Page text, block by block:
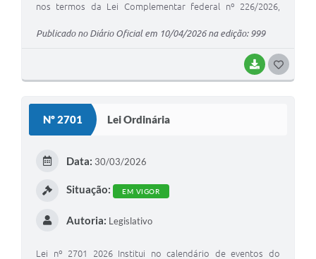
BAIXAR
nos termos da Lei Complementar federal nº 226/2026,
disponibilidade orçamentária e dá outras providências
Publicado no Diário Oficial em 10/04/2026 na edição: 999
Nº 2701 Lei Ordinária
Data: 30/03/2026
Situação: EM VIGOR
Autoria: Legislativo
Lei nº 2701 2026 Institui no calendário de eventos do